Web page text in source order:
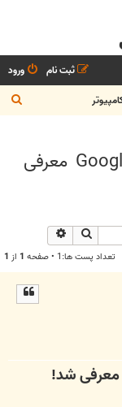
ورود
ثبت نام
س
گوگل، بازی را شروع کرد؛ Google Play معرفی
جستجو
تعداد پست ها:1 • صفحه 1 از 1